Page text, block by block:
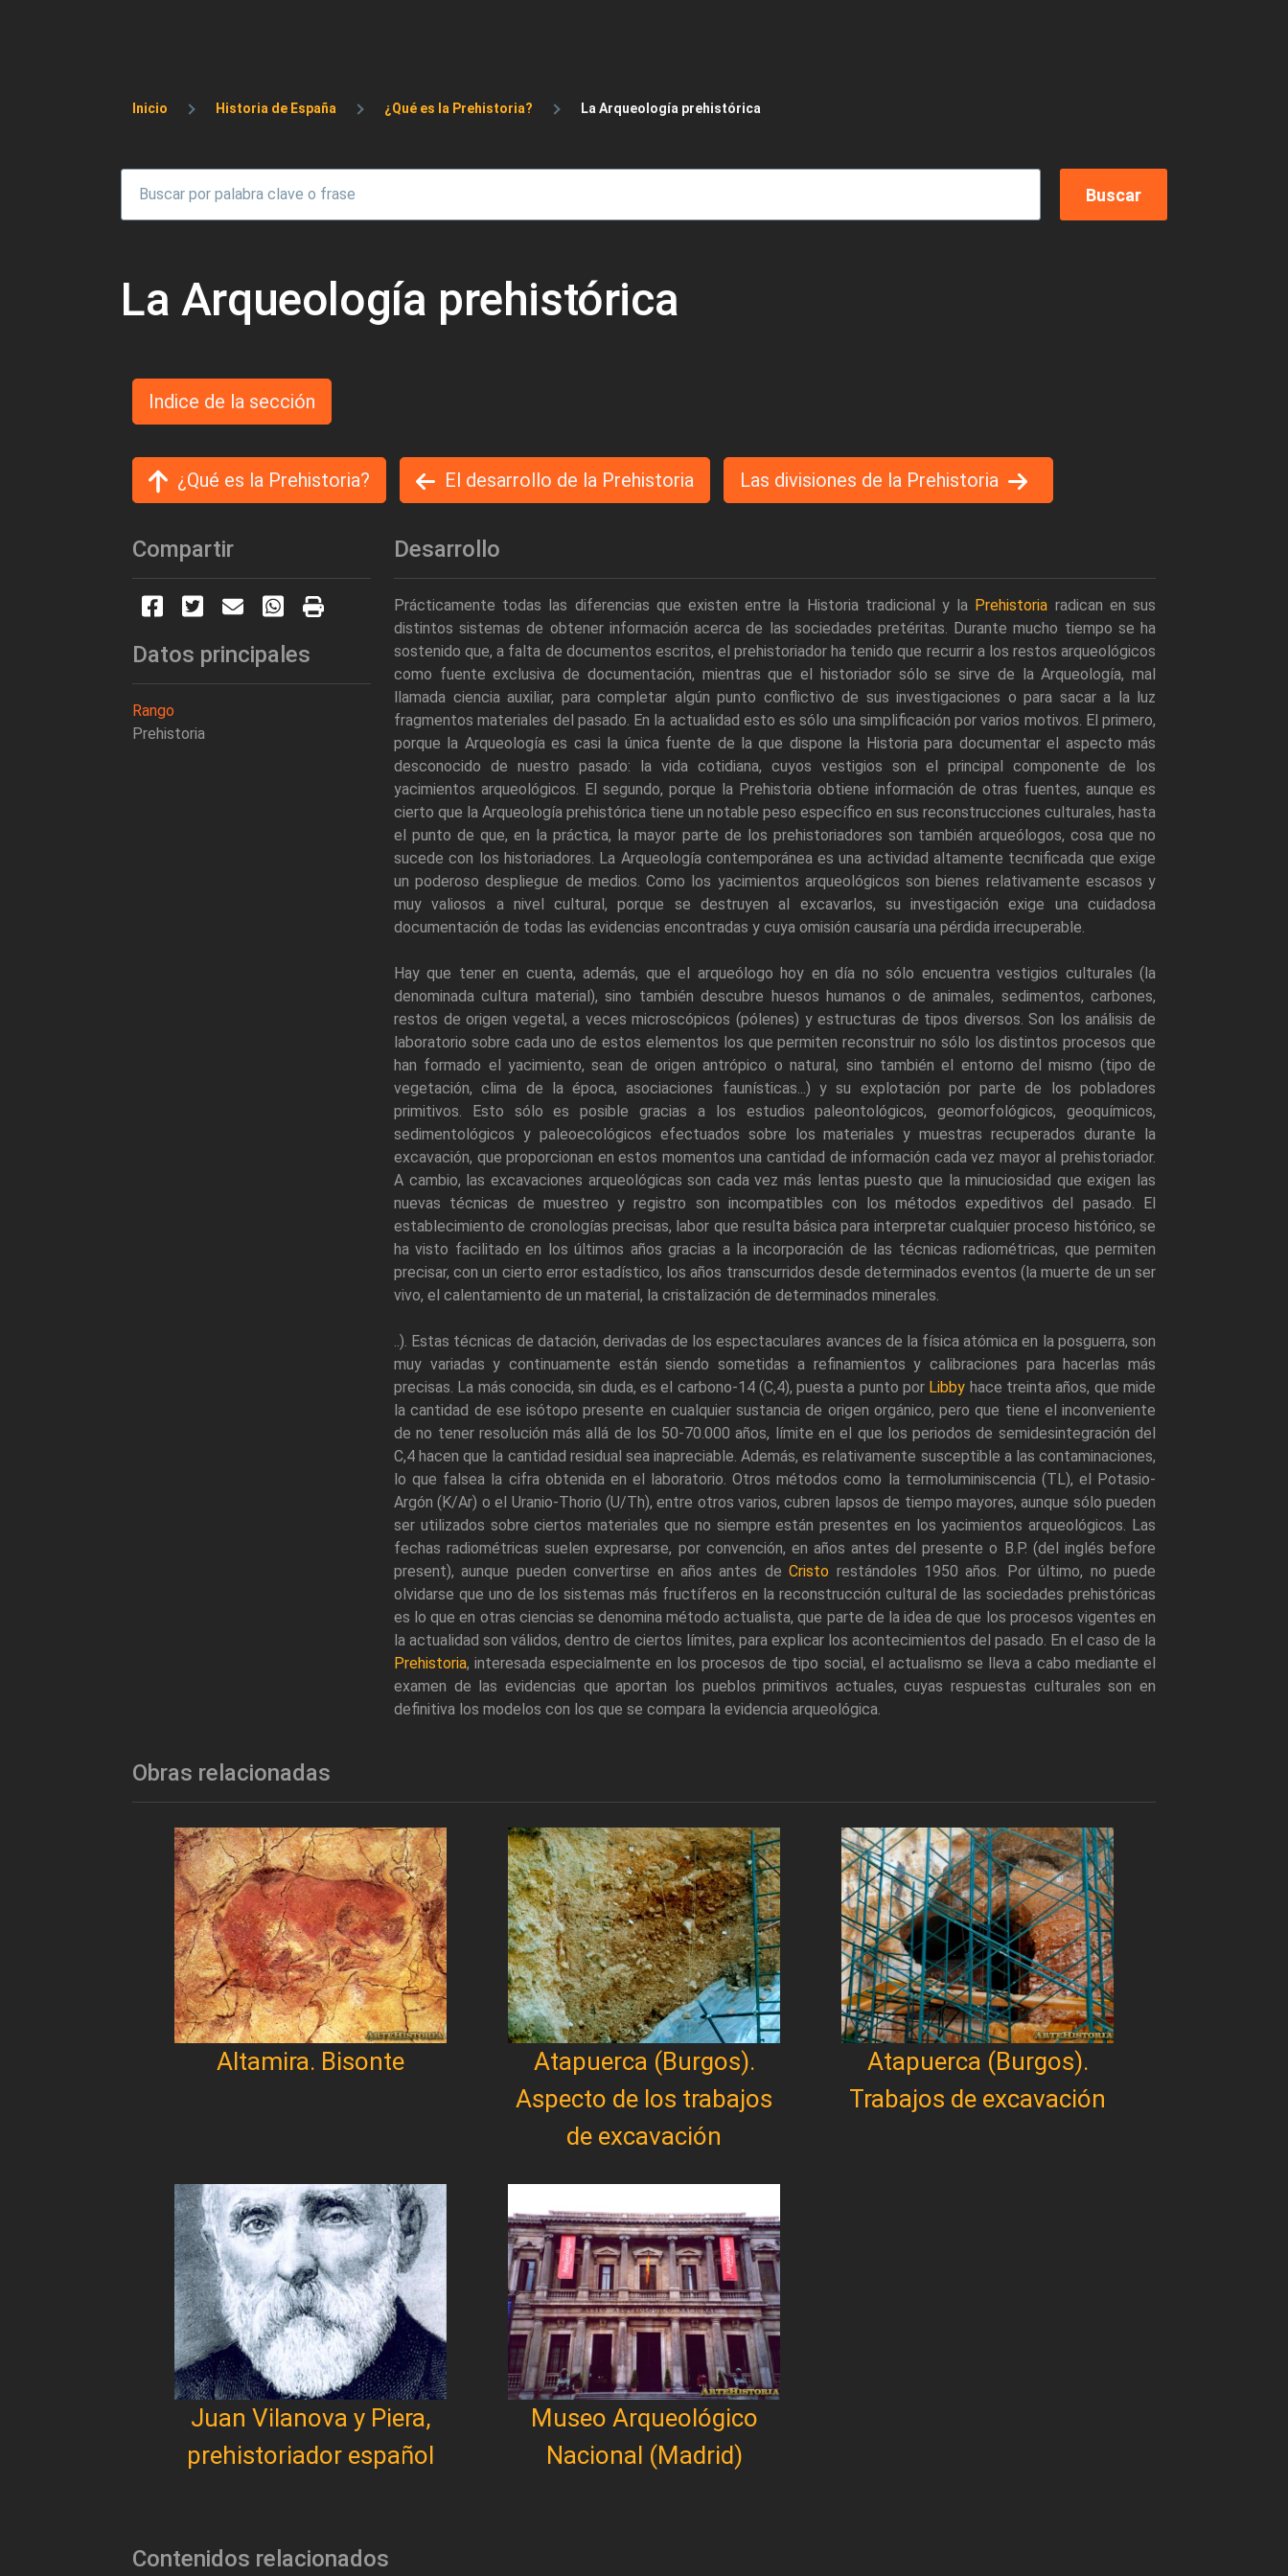
Sobrescribir enlaces de ayuda a la navegación
Inicio Historia de España ¿Qué es la Prehistoria? La Arqueología prehistórica
La Arqueología prehistórica
Indice de la sección
¿Qué es la Prehistoria? El desarrollo de la Prehistoria Las divisiones de la Prehistoria
Compartir
Datos principales
Rango
Prehistoria
Desarrollo
Prácticamente todas las diferencias que existen entre la Historia tradicional y la Prehistoria radican en sus
distintos sistemas de obtener información acerca de las sociedades pretéritas. Durante mucho tiempo se ha
sostenido que, a falta de documentos escritos, el prehistoriador ha tenido que recurrir a los restos arqueológicos
como fuente exclusiva de documentación, mientras que el historiador sólo se sirve de la Arqueología, mal
llamada ciencia auxiliar, para completar algún punto conflictivo de sus investigaciones o para sacar a la luz
fragmentos materiales del pasado. En la actualidad esto es sólo una simplificación por varios motivos. El primero,
porque la Arqueología es casi la única fuente de la que dispone la Historia para documentar el aspecto más
desconocido de nuestro pasado: la vida cotidiana, cuyos vestigios son el principal componente de los
yacimientos arqueológicos. El segundo, porque la Prehistoria obtiene información de otras fuentes, aunque es
cierto que la Arqueología prehistórica tiene un notable peso específico en sus reconstrucciones culturales, hasta
el punto de que, en la práctica, la mayor parte de los prehistoriadores son también arqueólogos, cosa que no
sucede con los historiadores. La Arqueología contemporánea es una actividad altamente tecnificada que exige
un poderoso despliegue de medios. Como los yacimientos arqueológicos son bienes relativamente escasos y
muy valiosos a nivel cultural, porque se destruyen al excavarlos, su investigación exige una cuidadosa
documentación de todas las evidencias encontradas y cuya omisión causaría una pérdida irrecuperable.
Hay que tener en cuenta, además, que el arqueólogo hoy en día no sólo encuentra vestigios culturales (la
denominada cultura material), sino también descubre huesos humanos o de animales, sedimentos, carbones,
restos de origen vegetal, a veces microscópicos (pólenes) y estructuras de tipos diversos. Son los análisis de
laboratorio sobre cada uno de estos elementos los que permiten reconstruir no sólo los distintos procesos que
han formado el yacimiento, sean de origen antrópico o natural, sino también el entorno del mismo (tipo de
vegetación, clima de la época, asociaciones faunísticas...) y su explotación por parte de los pobladores
primitivos. Esto sólo es posible gracias a los estudios paleontológicos, geomorfológicos, geoquímicos,
sedimentológicos y paleoecológicos efectuados sobre los materiales y muestras recuperados durante la
excavación, que proporcionan en estos momentos una cantidad de información cada vez mayor al prehistoriador.
A cambio, las excavaciones arqueológicas son cada vez más lentas puesto que la minuciosidad que exigen las
nuevas técnicas de muestreo y registro son incompatibles con los métodos expeditivos del pasado. El
establecimiento de cronologías precisas, labor que resulta básica para interpretar cualquier proceso histórico, se
ha visto facilitado en los últimos años gracias a la incorporación de las técnicas radiométricas, que permiten
precisar, con un cierto error estadístico, los años transcurridos desde determinados eventos (la muerte de un ser
vivo, el calentamiento de un material, la cristalización de determinados minerales.
..). Estas técnicas de datación, derivadas de los espectaculares avances de la física atómica en la posguerra, son
muy variadas y continuamente están siendo sometidas a refinamientos y calibraciones para hacerlas más
precisas. La más conocida, sin duda, es el carbono-14 (C,4), puesta a punto por Libby hace treinta años, que mide
la cantidad de ese isótopo presente en cualquier sustancia de origen orgánico, pero que tiene el inconveniente
de no tener resolución más allá de los 50-70.000 años, límite en el que los periodos de semidesintegración del
C,4 hacen que la cantidad residual sea inapreciable. Además, es relativamente susceptible a las contaminaciones,
lo que falsea la cifra obtenida en el laboratorio. Otros métodos como la termoluminiscencia (TL), el Potasio-
Argón (K/Ar) o el Uranio-Thorio (U/Th), entre otros varios, cubren lapsos de tiempo mayores, aunque sólo pueden
ser utilizados sobre ciertos materiales que no siempre están presentes en los yacimientos arqueológicos. Las
fechas radiométricas suelen expresarse, por convención, en años antes del presente o B.P. (del inglés before
present), aunque pueden convertirse en años antes deCristo restándoles 1950 años. Por último, no puede
olvidarse que uno de los sistemas más fructíferos en la reconstrucción cultural de las sociedades prehistóricas
es lo que en otras ciencias se denomina método actualista, que parte de la idea de que los procesos vigentes en
la actualidad son válidos, dentro de ciertos límites, para explicar los acontecimientos del pasado. En el caso de la
Prehistoria, interesada especialmente en los procesos de tipo social, el actualismo se lleva a cabo mediante el
examen de las evidencias que aportan los pueblos primitivos actuales, cuyas respuestas culturales son en
definitiva los modelos con los que se compara la evidencia arqueológica.
Obras relacionadas
Altamira. Bisonte
Atapuerca (Burgos).
Aspecto de los trabajos
de excavación
Atapuerca (Burgos).
Trabajos de excavación
Juan Vilanova y Piera,
prehistoriador español
Museo Arqueológico
Nacional (Madrid)
Contenidos relacionados